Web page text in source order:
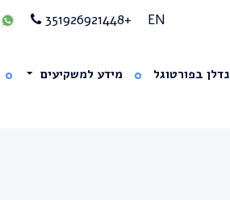
EN
+351926921448
נדלן בפורטוגל מידע למשקיעים